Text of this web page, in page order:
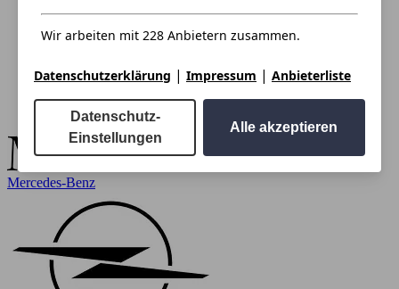
Mercedes-Benz
Wir arbeiten mit 228 Anbietern zusammen.
Datenschutzerklärung | Impressum | Anbieterliste
Datenschutz-
Einstellungen
Alle akzeptieren